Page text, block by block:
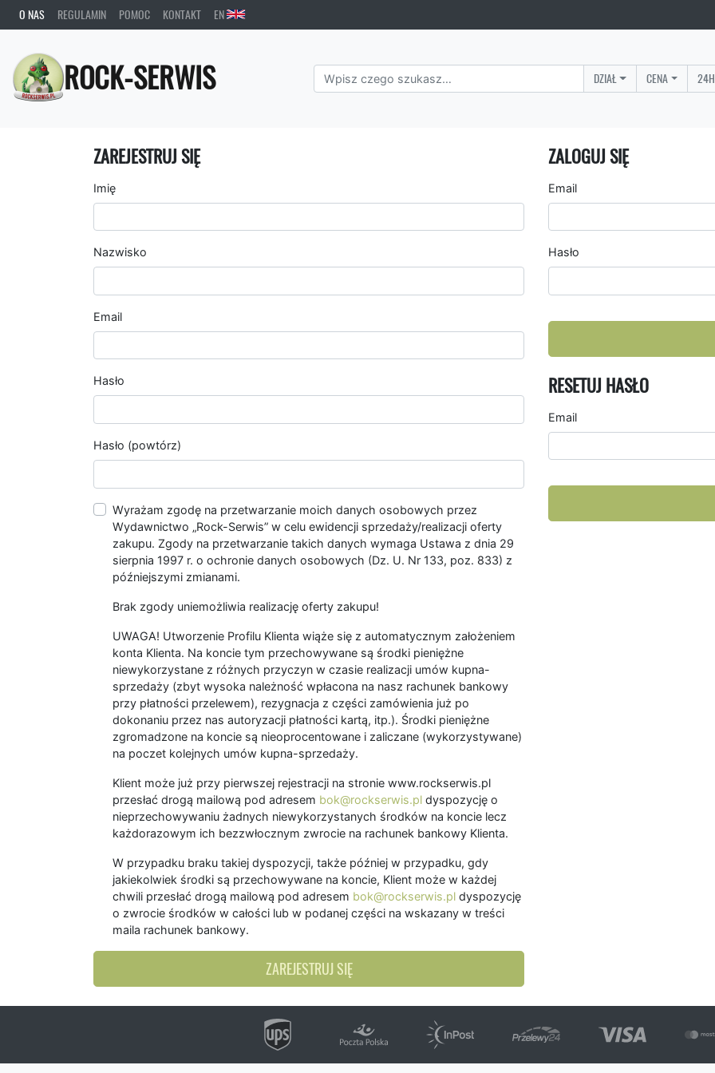
O NAS REGULAMIN POMOC KONTAKT EN
ROCK-SERWIS DZIAŁ CENA
ZAREJESTRUJ SIĘ
Imię
Nazwisko
Email
Hasło
Hasło (powtórz)
Wyrażam zgodę na przetwarzanie moich danych osobowych przez
Wydawnictwo „Rock-Serwis” w celu ewidencji sprzedaży/realizacji oferty
zakupu. Zgody na przetwarzanie takich danych wymaga Ustawa z dnia 29
sierpnia 1997 r. o ochronie danych osobowych (Dz. U. Nr 133, poz. 833) z
późniejszymi zmianami.
Brak zgody uniemożliwia realizację oferty zakupu!
UWAGA! Utworzenie Profilu Klienta wiąże się z automatycznym założeniem
konta Klienta. Na koncie tym przechowywane są środki pieniężne
niewykorzystane z różnych przyczyn w czasie realizacji umów kupna-
sprzedaży (zbyt wysoka należność wpłacona na nasz rachunek bankowy
przy płatności przelewem), rezygnacja z części zamówienia już po
dokonaniu przez nas autoryzacji płatności kartą, itp.). Środki pieniężne
zgromadzone na koncie są nieoprocentowane i zaliczane (wykorzystywane)
na poczet kolejnych umów kupna-sprzedaży.
Klient może już przy pierwszej rejestracji na stronie www.rockserwis.pl
przesłać drogą mailową pod adresem bok@rockserwis.pl dyspozycję o
nieprzechowywaniu żadnych niewykorzystanych środków na koncie lecz
każdorazowym ich bezzwłocznym zwrocie na rachunek bankowy Klienta.
W przypadku braku takiej dyspozycji, także później w przypadku, gdy
jakiekolwiek środki są przechowywane na koncie, Klient może w każdej
chwili przesłać drogą mailową pod adresem bok@rockserwis.pl dyspozycję
o zwrocie środków w całości lub w podanej części na wskazany w treści
maila rachunek bankowy.
ZAREJESTRUJ SIĘ
ZALOGUJ SIĘ
Email
Hasło
RESETUJ HASŁO
Email